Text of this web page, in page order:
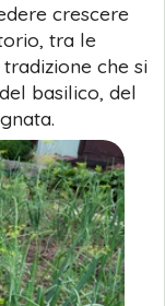
crescere
tra le
che si
basilico, del